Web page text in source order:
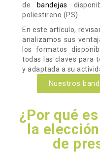
de
bandejas
poliestireno (PS).
En este artículo,
analizamos sus
los formatos
todas las claves para
y adaptada a su
Nuestros
¿Por qué
la
de